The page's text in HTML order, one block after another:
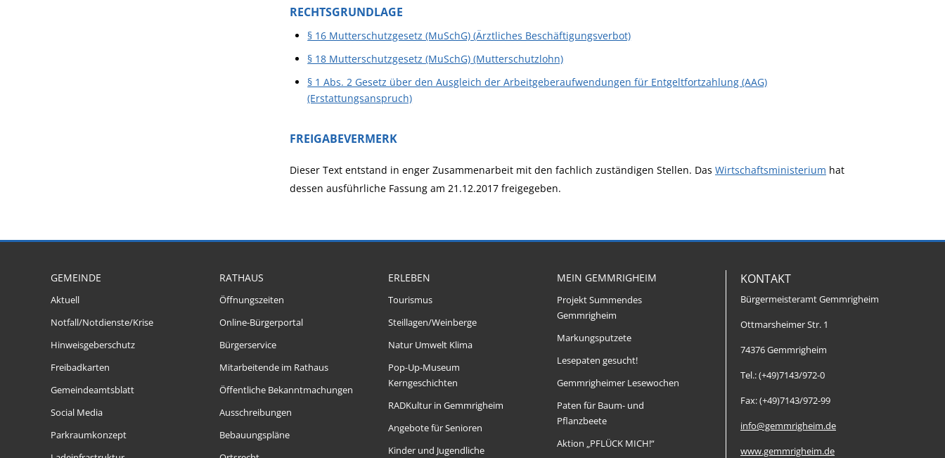
RECHTSGRUNDLAGE
§ 16 Mutterschutzgesetz (MuSchG) (Ärztliches Beschäftigungsverbot)
§ 18 Mutterschutzgesetz (MuSchG) (Mutterschutzlohn)
§ 1 Abs. 2 Gesetz über den Ausgleich der Arbeitgeberaufwendungen für Entgeltfortzahlung (AAG)
(Erstattungsanspruch)
FREIGABEVERMERK
Dieser Text entstand in enger Zusammenarbeit mit den fachlich zuständigen Stellen. Das Wirtschaftsministerium hat
dessen ausführliche Fassung am 21.12.2017 freigegeben.
GEMEINDE
Aktuell
Notfall/Notdienste/Krise
Hinweisgeberschutz
Freibadkarten
Gemeindeamtsblatt
Social Media
Parkraumkonzept
RATHAUS
Öffnungszeiten
Online-Bürgerportal
Bürgerservice
Mitarbeitende im Rathaus
Öffentliche Bekanntmachungen
Ausschreibungen
Bebauungspläne
ERLEBEN
Tourismus
Steillagen/Weinberge
Natur Umwelt Klima
Pop-Up-Museum
Kerngeschichten
RADKultur in Gemmrigheim
Angebote für Senioren
Kinder und Jugendliche
MEIN GEMMRIGHEIM
Projekt Summendes
Gemmrigheim
Markungsputzete
Lesepaten gesucht!
Gemmrigheimer Lesewochen
Paten für Baum- und
Pflanzbeete
Aktion „PFLÜCK MICH!“
KONTAKT
Bürgermeisteramt Gemmrigheim
Ottmarsheimer Str. 1
74376 Gemmrigheim
Tel.: (+49)7143/972-0
Fax: (+49)7143/972-99
info@gemmrigheim.de
www.gemmrigheim.de